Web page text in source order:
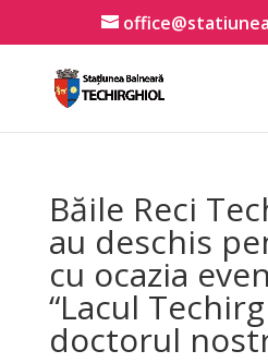
Băile Reci
au deschis
cu ocazia
“Lacul
doctorul